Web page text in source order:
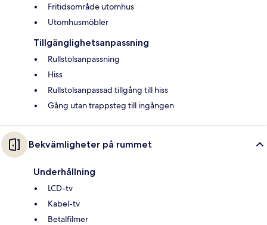
Fritidsområde utomhus
Utomhusmöbler
Tillgänglighetsanpassning
Rullstolsanpassning
Hiss
Rullstolsanpassad tillgång till hiss
Gång utan trappsteg till ingången
Bekvämligheter på rummet
Underhållning
LCD-tv
Kabel-tv
Betalfilmer